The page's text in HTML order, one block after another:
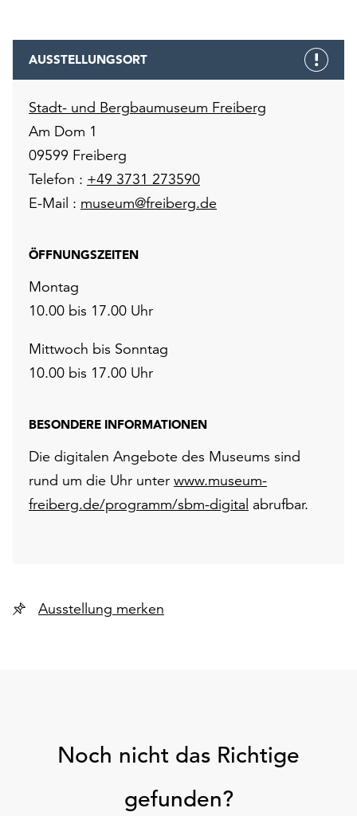
AUSSTELLUNGSORT
Stadt- und Bergbaumuseum Freiberg
Am Dom 1
09599 Freiberg
Telefon : +49 3731 273590
E-Mail : museum@freiberg.de
ÖFFNUNGSZEITEN
Montag
10.00 bis 17.00 Uhr
Mittwoch bis Sonntag
10.00 bis 17.00 Uhr
BESONDERE INFORMATIONEN
Die digitalen Angebote des Museums sind
rund um die Uhr unter www.museum-
freiberg.de/programm/sbm-digital abrufbar.
Ausstellung merken
Noch nicht das Richtige
gefunden?